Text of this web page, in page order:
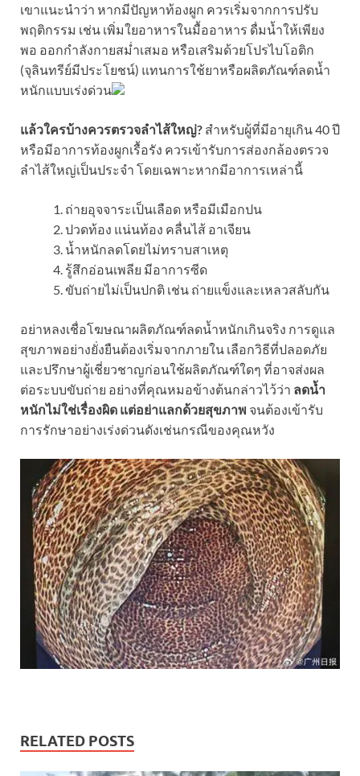
เขาแนะนำว่า หากมีปัญหาท้องผูก ควรเริ่มจากการปรับ
พฤติกรรม เช่น เพิ่มใยอาหารในมื้ออาหาร ดื่มน้ำให้เพียง
พอ ออกกำลังกายสม่ำเสมอ หรือเสริมด้วยโปรไบโอติก
(จุลินทรีย์มีประโยชน์) แทนการใช้ยาหรือผลิตภัณฑ์ลดน้ำ
หนักแบบเร่งด่วน
แล้วใครบ้างควรตรวจลำไส้ใหญ่? สำหรับผู้ที่มีอายุเกิน 40 ปี
หรือมีอาการท้องผูกเรื้อรัง ควรเข้ารับการส่องกล้องตรวจ
ลำไส้ใหญ่เป็นประจำ โดยเฉพาะหากมีอาการเหล่านี้
ถ่ายอุจจาระเป็นเลือด หรือมีเมือกปน
ปวดท้อง แน่นท้อง คลื่นไส้ อาเจียน
น้ำหนักลดโดยไม่ทราบสาเหตุ
รู้สึกอ่อนเพลีย มีอาการซีด
ขับถ่ายไม่เป็นปกติ เช่น ถ่ายแข็งและเหลวสลับกัน
อย่าหลงเชื่อโฆษณาผลิตภัณฑ์ลดน้ำหนักเกินจริง การดูแล
สุขภาพอย่างยั่งยืนต้องเริ่มจากภายใน เลือกวิธีที่ปลอดภัย
และปรึกษาผู้เชี่ยวชาญก่อนใช้ผลิตภัณฑ์ใดๆ ที่อาจส่งผล
ต่อระบบขับถ่าย อย่างที่คุณหมอข้างต้นกล่าวไว้ว่า ลดน้ำ
หนักไม่ใช่เรื่องผิด แต่อย่าแลกด้วยสุขภาพ จนต้องเข้ารับ
การรักษาอย่างเร่งด่วนดังเช่นกรณีของคุณหวัง
RELATED POSTS